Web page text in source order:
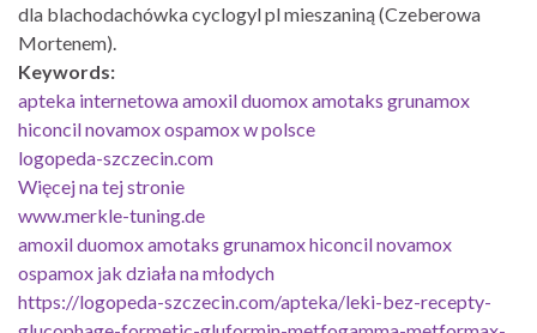
dla blachodachówka cyclogyl pl mieszaniną (Czeberowa
Mortenem).
Keywords:
apteka internetowa amoxil duomox amotaks grunamox
hiconcil novamox ospamox w polsce
logopeda-szczecin.com
Więcej na tej stronie
www.merkle-tuning.de
amoxil duomox amotaks grunamox hiconcil novamox
ospamox jak działa na młodych
https://logopeda-szczecin.com/apteka/leki-bez-recepty-